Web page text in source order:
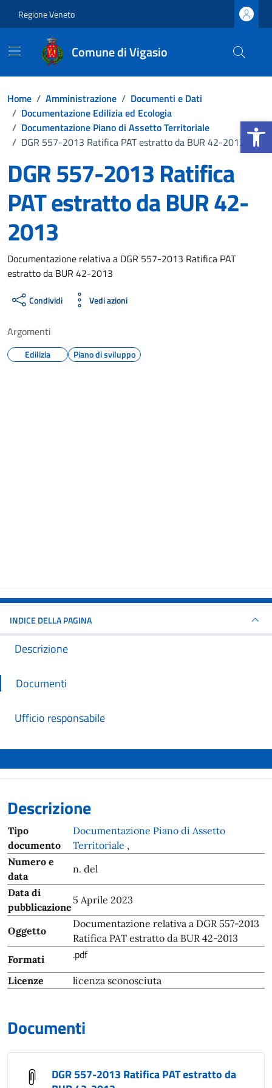
Apri la
Regione Veneto
Comune di Vigasio
Home / Amministrazione / Documenti e Dati
/ Documentazione Edilizia ed Ecologia
/ Documentazione Piano di Assetto Territoriale
/ DGR 557-2013 Ratifica PAT estratto da BUR 42-2013
DGR 557-2013 Ratifica
PAT estratto da BUR 42-
2013
Dettagli del documento
Documentazione relativa a DGR 557-2013 Ratifica PAT
estratto da BUR 42-2013
Condividi Vedi azioni
Argomenti
Edilizia Piano di sviluppo
INDICE DELLA PAGINA
Descrizione
Documenti
Ufficio responsabile
Descrizione
Tipo
documento
Documentazione Piano di Assetto
Territoriale ,
Numero e
data
n. del
Data di
pubblicazione
5 Aprile 2023
Oggetto
Documentazione relativa a DGR 557-2013
Ratifica PAT estratto da BUR 42-2013
Formati
.pdf
Licenze licenza sconosciuta
Documenti
DGR 557-2013 Ratifica PAT estratto da